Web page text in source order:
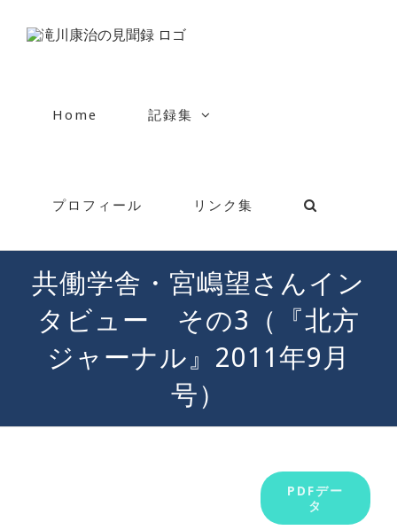
Home 記録集
プロフィール リンク集
共働学舎・宮嶋望さんイン
タビュー その3（『北方
ジャーナル』2011年9月
号）
PDFデー
タ